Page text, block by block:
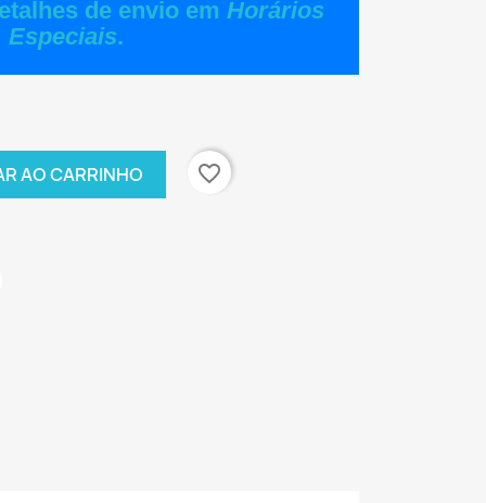
de envio em Horários
Especiais.
AO CARRINHO
favorite_border